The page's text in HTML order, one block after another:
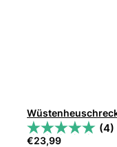
(4)
€23,99